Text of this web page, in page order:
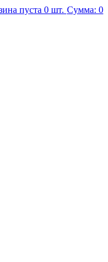
пуста 0 шт. Сумма: 0